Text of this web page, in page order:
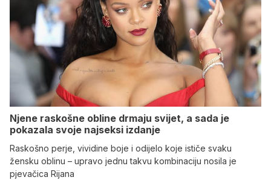
Njene raskošne obline drmaju svijet, a sada je
pokazala svoje najseksi izdanje
Raskošno perje, vividine boje i odijelo koje ističe svaku
žensku oblinu – upravo jednu takvu kombinaciju nosila je
pjevačica Rijana